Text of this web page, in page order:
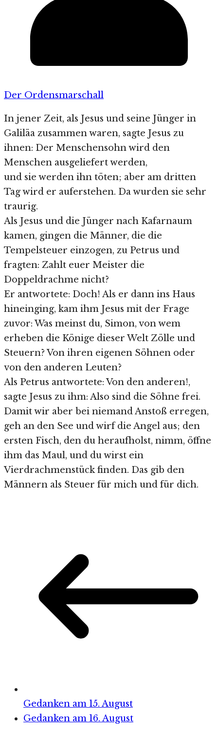
Der Ordensmarschall
In jener Zeit, als Jesus und seine Jünger in
Galiläa zusammen waren, sagte Jesus zu
ihnen: Der Menschensohn wird den
Menschen ausgeliefert werden,
und sie werden ihn töten; aber am dritten
Tag wird er auferstehen. Da wurden sie sehr
traurig.
Als Jesus und die Jünger nach Kafarnaum
kamen, gingen die Männer, die die
Tempelsteuer einzogen, zu Petrus und
fragten: Zahlt euer Meister die
Doppeldrachme nicht?
Er antwortete: Doch! Als er dann ins Haus
hineinging, kam ihm Jesus mit der Frage
zuvor: Was meinst du, Simon, von wem
erheben die Könige dieser Welt Zölle und
Steuern? Von ihren eigenen Söhnen oder
von den anderen Leuten?
Als Petrus antwortete: Von den anderen!,
sagte Jesus zu ihm: Also sind die Söhne frei.
Damit wir aber bei niemand Anstoß erregen,
geh an den See und wirf die Angel aus; den
ersten Fisch, den du heraufholst, nimm, öffne
ihm das Maul, und du wirst ein
Vierdrachmenstück finden. Das gib den
Männern als Steuer für mich und für dich.
Gedanken am 15. August
Gedanken am 16. August